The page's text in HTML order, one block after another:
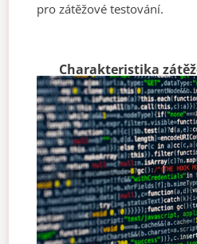
pro zátěžové testování.
Charakteristika